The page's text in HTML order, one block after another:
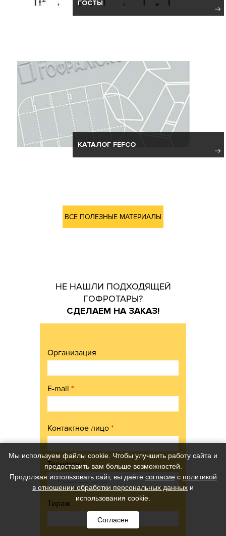
ГОСТЫ
КАТАЛОГ FEFCO
ВСЕ ПОЛЕЗНЫЕ МАТЕРИАЛЫ
НЕ НАШЛИ ПОДХОДЯЩЕЙ
ГОФРОТАРЫ?
СДЕЛАЕМ НА ЗАКАЗ!
Организация
E-mail *
Контактное лицо *
Телефон*
Тираж
Мы используем файлы cookie. Чтобы улучшить работу сайта и
предоставить вам больше возможностей.
Продолжая использовать сайт, вы даёте согласиес политикой
в отношении обработки персональных данных и
использования cookie.
Согласен